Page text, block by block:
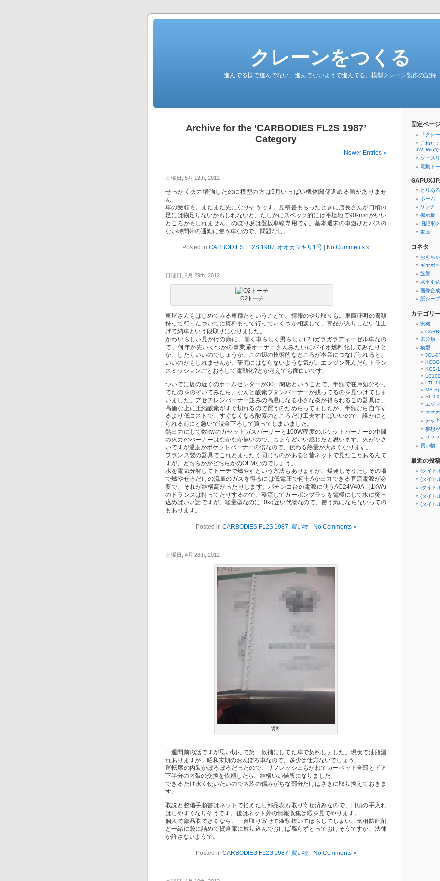
クレーンをつくる
進んでる様で進んでない、進んでないようで進んでる、模型クレーン製作の記録
Archive for the ‘CARBODIES FL2S 1987’
Category
Newer Entries »
土曜日, 5月 12th, 2012
せっかく火力増強したのに模型の方は5月いっぱい機体関係進める暇がありませ
ん。
車の受領も、まだまだ先になりそうです。見積書もらったときに店長さんが日頃の
足には物足りないかもしれないと、たしかにスペック的には平坦地で90km/hがいい
ところかもしれません。のぼり坂は登坂車線専用です。基本週末の車遊びとバスの
ない時間帯の通勤に使う車なので、問題なし。
Posted in CARBODIES FL2S 1987, オオカマキリ1号 No Comments »
日曜日, 4月 29th, 2012
O2トーチ
車屋さんもはじめてみる車種だということで、情報のやり取りも。車庫証明の書類
持って行ったついでに資料もって行っていくつか相談して、部品が入りしだい仕上
げて納車という段取りになりました。
かわいらしい見かけの癖に、働く車らしく男らしい(？)ガラガラディーゼル車なの
で、何年か先いくつかの事業系オーナーさんみたいにバイオ燃料化してみたりと
か、したらいいのでしょうか。この辺の技術的なところが本業につなげられると、
いいのかもしれませんが、研究にはならないような気が。エンジン死んだらトラン
スミッションごとおろして電動化?とか考えても面白いです。
ついでに店の近くのホームセンターが30日閉店ということで、半額で在庫処分やっ
てたのをのぞいてみたら、なんと酸素ブタンバーナーが残ってるのを見つけてしま
いました。アセチレンバーナー並みの高温になる小さな炎が得られるこの器具は、
高価な上に圧縮酸素がすぐ切れるので買うのためらってましたが、半額なら自作す
るより低コストで、すぐなくなる酸素のところだけ工夫すればいいので、誰かにと
られる前にと急いで現金下ろして買ってしまいました。
熱出力にして数kwのカセットガスバーナーと100W程度のポケットバーナーの中間
の火力のバーナーはなかなか無いので、ちょうどいい感じだと思います。火が小さ
いですが温度がポケットバーナーの倍なので、伝わる熱量が大きくなります。
フランス製の器具でこれとまったく同じものがあると昔ネットで見たことあるんで
すが、どちらかがどちらかのOEMなのでしょう。
水を電気分解してトーチで燃やすという方法もありますが、爆発しそうだしその場
で燃やせるだけの流量のガスを得るには低電圧で何十Aか出力できる直流電源が必
要で、それが結構高かったりします。パチンコ台の電源に使うAC24V40A（1kVA)
のトランスは持ってたりするので、整流してカーボンブラシを電極にして水に突っ
込めばいい話ですが、軽量型なのに10kg近い代物なので、使う気にならないっての
もあります。
Posted in CARBODIES FL2S 1987, 買い物 No Comments »
土曜日, 4月 28th, 2012
資料
一週間前の話ですが思い切って第一候補にしてた車で契約しました。現状で油脂漏
れありますが、昭和末期のおんぼろ車なので、多少は仕方ないでしょう。
運転席の内装がぼろぼろだったので、リフレッシュもかねてカーペット全部とドア
下半分の内張の交換を依頼したら、結構いい値段になりました。
できるだけ永く使いたいので内装の傷みがちな部分だけはさきに取り換えておきま
す。
取説と整備手順書はネットで拾えたし部品表も取り寄せ済みなので、日頃の手入れ
はしやすくなりそうです。後はネット外の情報収集は暇を見てやります。
個人で部品取できるなら、一台取り寄せて液類抜いてばらしてしまい、気相防蝕剤
と一緒に袋に詰めて貸倉庫に放り込んでおけば腐らずとっておけそうですが、法律
が許さないようで。
Posted in CARBODIES FL2S 1987, 買い物 No Comments »
固定ページ
「クレ
こねた
JW_Winで
ソース
電動ド
とりあ
ホーム
リンク
掲示板
旧記事
車庫
コネタ
おもち
ギヤボ
旋盤
水平引
画像合
紙シーブ
カテゴリー
実機
未分類
模型
JCL-
KCS-
LTL-
MB
SL-
エゾ
オオ
デッ
妄想
？？？
買い物
最近の投稿
(タイト
(タイト
(タイト
(タイト
(タイト